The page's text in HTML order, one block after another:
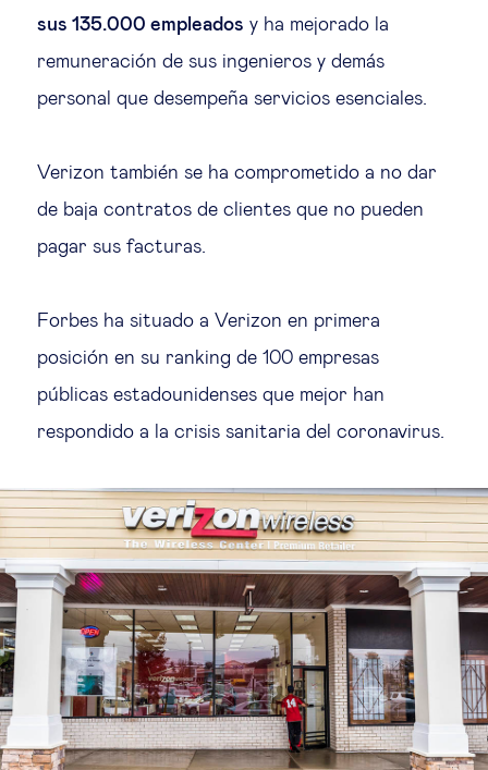
sus 135.000 empleados y ha mejorado la
remuneración de sus ingenieros y demás
personal que desempeña servicios esenciales.
Verizon también se ha comprometido a no dar
de baja contratos de clientes que no pueden
pagar sus facturas.
Forbes ha situado a Verizon en primera
posición en su ranking de 100 empresas
públicas estadounidenses que mejor han
respondido a la crisis sanitaria del coronavirus.